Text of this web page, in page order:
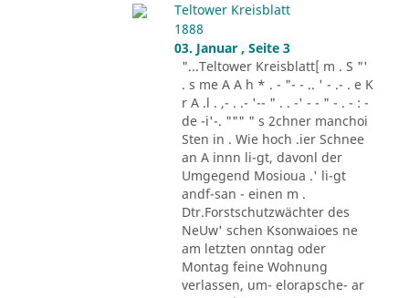
Teltower Kreisblatt
1888
03. Januar , Seite 3
"...Teltower Kreisblatt[ m . S "'
. s me A A h * . - "- - .. ' - .- . e K
r A .l . ,- . .- '-- " . . -' - - " - . - : -
de -i'-. """ " s 2chner manchoi
Sten in . Wie hoch .ier Schnee
an A innn li-gt, davonl der
Umgegend Mosioua .' li-gt
andf-san - einen m .
Dtr.Forstschutzwächter des
NeUw' schen Ksonwaioes ne
am letzten onntag oder
Montag feine Wohnung
verlassen, um- elorapsche- ar